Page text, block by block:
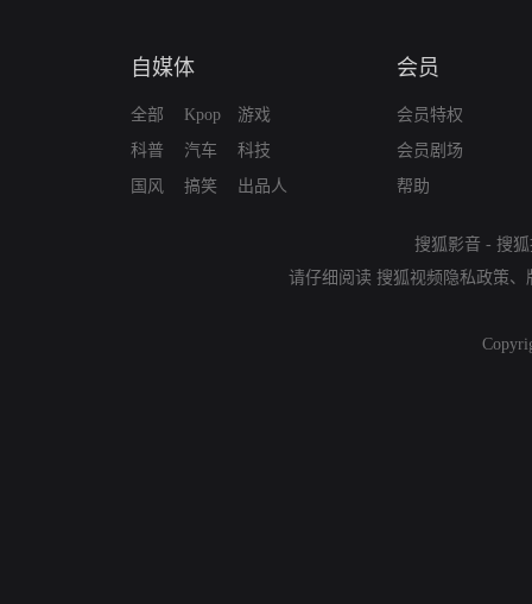
自媒体
全部
科普
国风
Kpop
汽车
搞笑
游戏
科技
出品人
会员
会员特权
会员剧场
帮助
搜狐影音 - 搜
请仔细阅读 搜狐视频隐私政策、